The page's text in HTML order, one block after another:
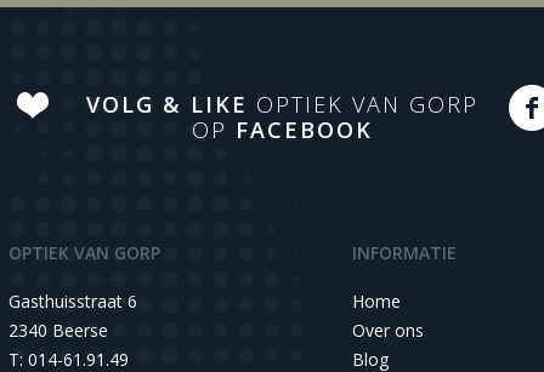
VOLG & LIKE OPTIEK VAN GORP
OP FACEBOOK
OPTIEK VAN GORP
Gasthuisstraat 6
2340 Beerse
T: 014-61.91.49
INFORMATIE
Home
Over ons
Blog